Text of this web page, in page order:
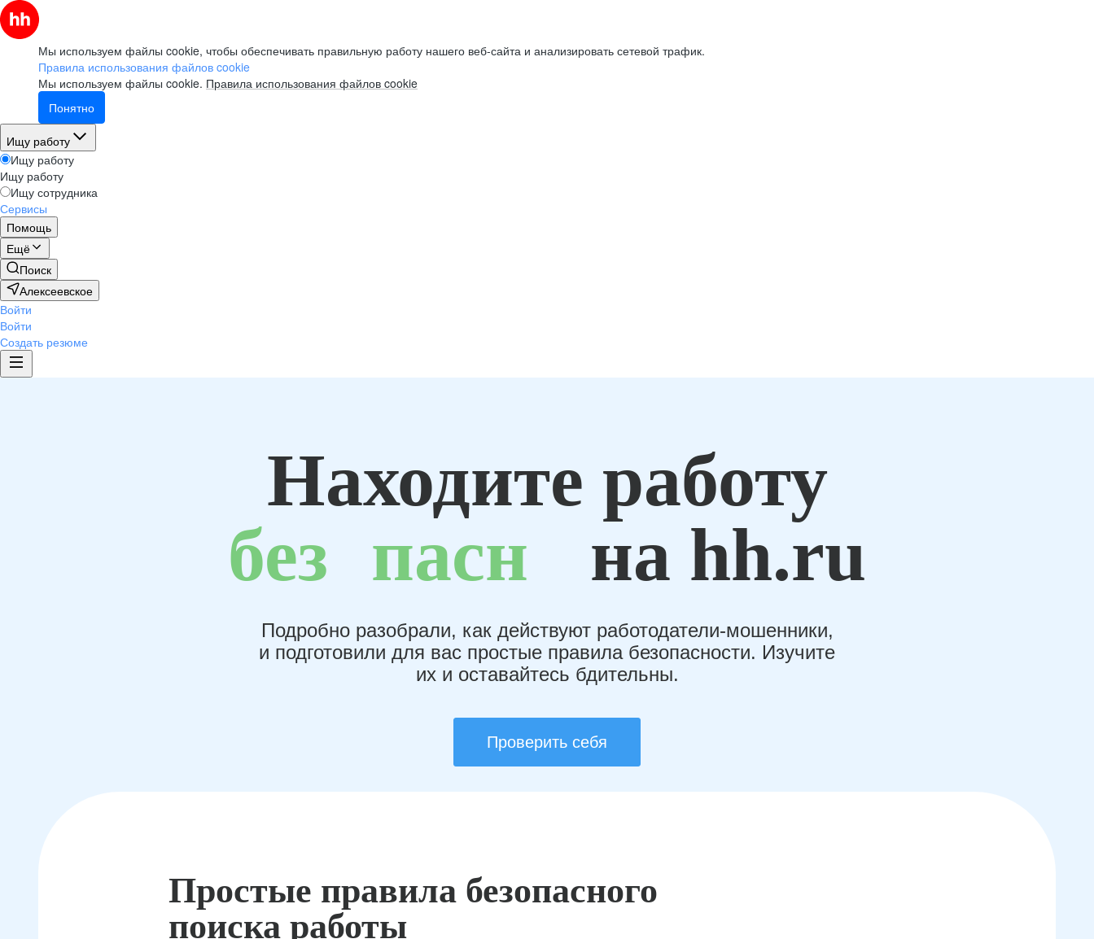
Мы используем файлы cookie, чтобы обеспечивать правильную работу нашего веб-сайта и анализировать сетевой трафик.
Правила использования файлов cookie
Мы используем файлы cookie. Правила использования файлов cookie
Понятно
Ищу работу
Ищу работу
Ищу работу
Ищу сотрудника
Сервисы
Помощь
Ещё
Поиск
Алексеевское
Войти
Войти
Создать резюме
Находите работу
без пасн на hh.ru
Подробно разобрали, как действуют работодатели-мошенники,
и подготовили для вас простые правила безопасности. Изучите
их и оставайтесь бдительны.
Проверить себя
Простые правила безопасного
поиска работы